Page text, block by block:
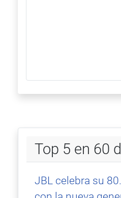
Top 5 en 60
JBL celebra su